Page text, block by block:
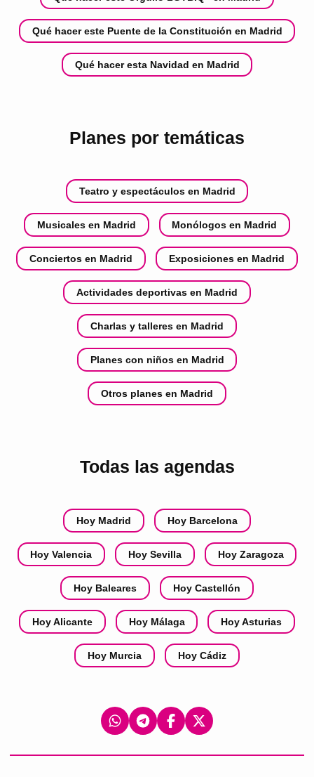
Qué hacer este Puente de la Constitución en Madrid
Qué hacer esta Navidad en Madrid
Planes por temáticas
Teatro y espectáculos en Madrid
Musicales en Madrid Monólogos en Madrid
Conciertos en Madrid Exposiciones en Madrid
Actividades deportivas en Madrid
Charlas y talleres en Madrid
Planes con niños en Madrid
Otros planes en Madrid
Todas las agendas
Hoy Madrid Hoy Barcelona
Hoy Valencia Hoy Sevilla Hoy Zaragoza
Hoy Baleares Hoy Castellón
Hoy Alicante Hoy Málaga Hoy Asturias
Hoy Murcia Hoy Cádiz